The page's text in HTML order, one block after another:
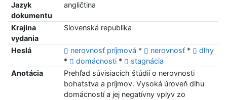
Jazyk
dokumentu
angličtina
Krajina
vydania
Slovenská republika
Heslá nerovnosť príjmová * nerovnosť *
dlhy
*
domácnosti *
stagnácia
Anotácia
Prehľad súvisiacich štúdií o nerovnosti
bohatstva a príjmov. Vysoká úroveň dlhu
domácností a jej negatívny vplyv zo